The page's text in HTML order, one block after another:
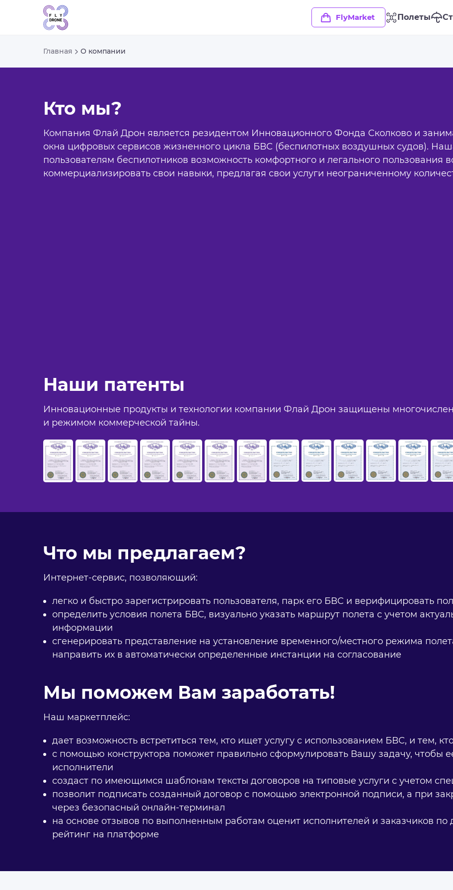
FlyMarket Полеты
Главная О компании
Кто мы?
Компания Флай Дрон является резидентом Инновационного Фонда Сколково и
окна цифровых сервисов жизненного цикла БВС (беспилотных воздушных судов).
пользователям беспилотников возможность комфортного и легального пользования
коммерциализировать свои навыки, предлагая свои услуги неограниченному
Наши патенты
Инновационные продукты и технологии компании Флай Дрон защищены
и режимом коммерческой тайны.
Что мы предлагаем?
Интернет-сервис, позволяющий:
легко и быстро зарегистрировать пользователя, парк его БВС и верифицировать
определить условия полета БВС, визуально указать маршрут полета с учетом
информации
сгенерировать представление на установление временного/местного режима
направить их в автоматически определенные инстанции на согласование
Мы поможем Вам заработать!
Наш маркетплейс:
дает возможность встретиться тем, кто ищет услугу с использованием БВС, и тем,
с помощью конструктора поможет правильно сформулировать Вашу задачу, чтобы
исполнители
создаст по имеющимся шаблонам тексты договоров на типовые услуги с учетом
позволит подписать созданный договор с помощью электронной подписи, а при
через безопасный онлайн-терминал
на основе отзывов по выполненным работам оценит исполнителей и заказчиков по
рейтинг на платформе